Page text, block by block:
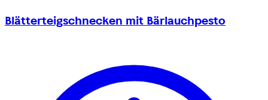
Blätterteigschnecken mit Bärlauchpesto